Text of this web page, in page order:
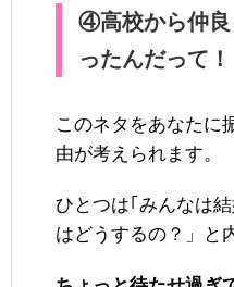
④高校から仲良
ったんだって！
このネタをあなたに
由が考えられます。
ひとつは｢みんなは
はどうするの？」と